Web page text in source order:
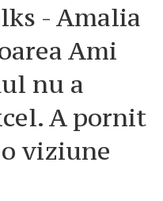
- Amalia
Ami
nu a
A pornit
viziune